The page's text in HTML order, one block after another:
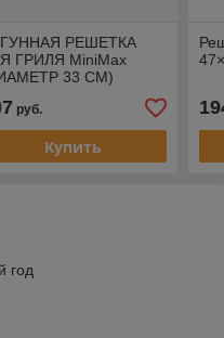
РЕШЕТКА
ГРИЛЯ MiniMax
33 СМ)
руб.
Купить
год